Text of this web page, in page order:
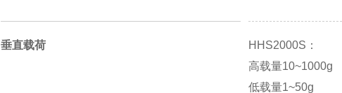
垂直载荷
HHS2000S：
高载量10~1000g
低载量1~50g